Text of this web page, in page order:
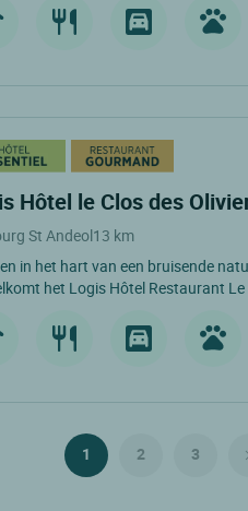
Hôtel le Clos des
St Andeol13 km
in het hart van een bruisende
het Logis Hôtel Restaurant Le
1 2 3